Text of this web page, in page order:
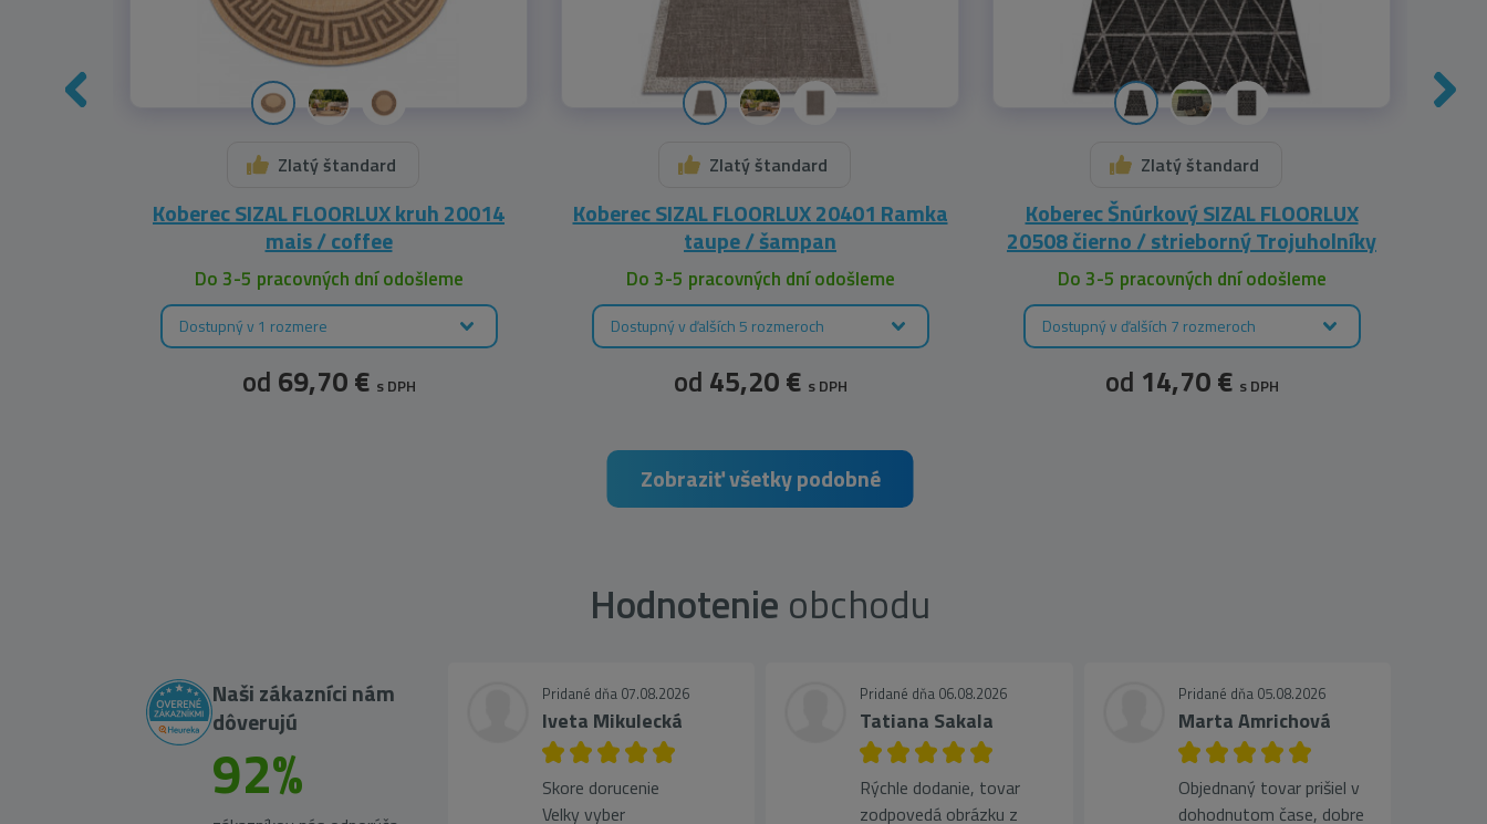
Zlatý štandard
Koberec SIZAL FLOORLUX kruh 20014
mais / coffee
Do 3-5 pracovných dní odošleme
Dostupný v 1 rozmere
od 69,70 € s DPH
Zlatý štandard
Koberec SIZAL FLOORLUX 20401 Ramka
taupe / šampan
Do 3-5 pracovných dní odošleme
Dostupný v ďalších 5 rozmeroch
od 45,20 € s DPH
Zlatý štandard
Koberec Šnúrkový SIZAL FLOORLUX
20508 čierno / strieborný Trojuholníky
Do 3-5 pracovných dní odošleme
Dostupný v ďalších 7 rozmeroch
od 14,70 € s DPH
Zobraziť všetky podobné
Hodnotenie obchodu
Naši zákazníci nám
dôverujú
92%
Pridané dňa 07.08.2026
Iveta Mikulecká
Skore dorucenie
Velky vyber
Pridané dňa 06.08.2026
Tatiana Sakala
Rýchle dodanie, tovar
zodpovedá obrázku z
Pridané dňa 05.08.2026
Marta Amrichová
Objednaný tovar prišiel v
dohodnutom čase, dobre